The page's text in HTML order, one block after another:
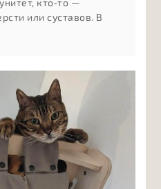
кто‑то —
или суставов. В
объясняем, какие виды
чем отличаются
какие
в первую очередь
могут быть не
если подбирать
рекомендаций врача.